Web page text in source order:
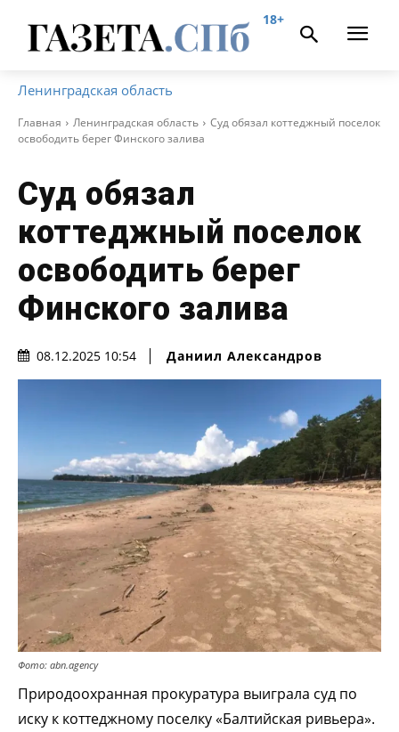
18+
Ленинградская область
Главная Ленинградская область
Суд обязал коттеджный поселок
освободить берег Финского залива
Суд обязал
коттеджный поселок
освободить берег
Финского залива
08.12.2025 10:54 Даниил Александров
Фото: abn.agency
Природоохранная прокуратура выиграла суд по
иску к коттеджному поселку «Балтийская ривьера».